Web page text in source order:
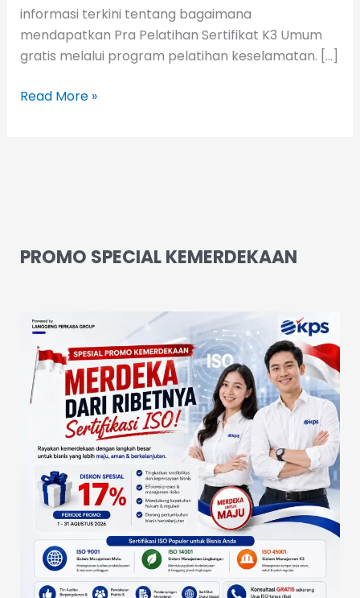
informasi terkini tentang bagaimana
mendapatkan Pra Pelatihan Sertifikat K3 Umum
gratis melalui program pelatihan keselamatan. […]
Read More »
PROMO SPECIAL KEMERDEKAAN